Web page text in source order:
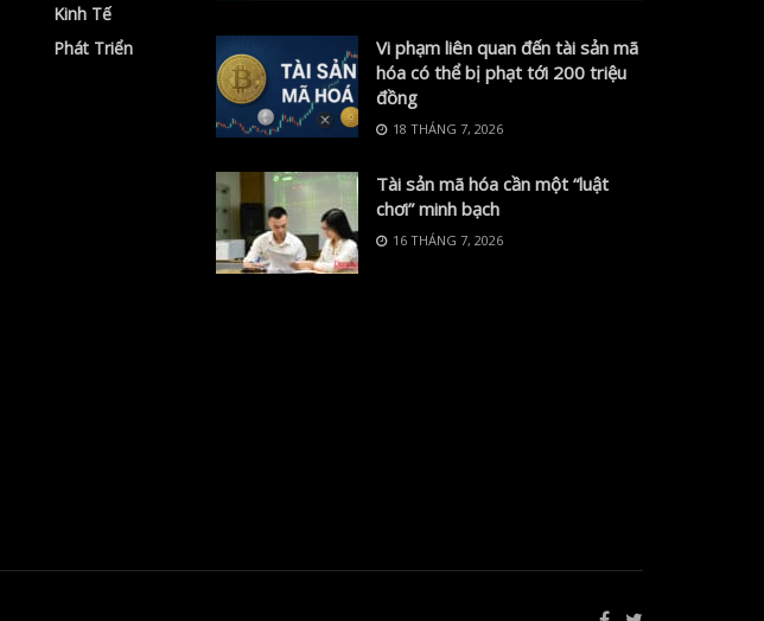
Kinh Tế
Phát Triển
Vi phạm liên quan đến tài sản mã
hóa có thể bị phạt tới 200 triệu
đồng
18 THÁNG 7, 2026
Tài sản mã hóa cần một “luật
chơi” minh bạch
16 THÁNG 7, 2026